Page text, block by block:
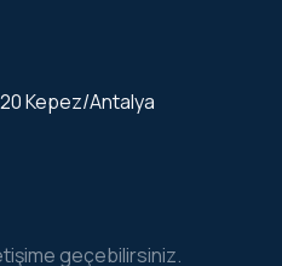
Kepez/Antalya
geçebilirsiniz.